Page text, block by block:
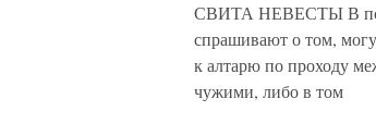
СВИТА НЕВЕСТЫ В
спрашивают о том,
к алтарю по проходу
чужими, либо в том